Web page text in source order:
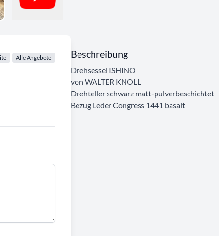
Alle Angebote Beschreibung
Drehsessel ISHINO
von WALTER KNOLL
Drehteller schwarz matt-pulverbeschichtet
Bezug Leder Congress 1441 basalt